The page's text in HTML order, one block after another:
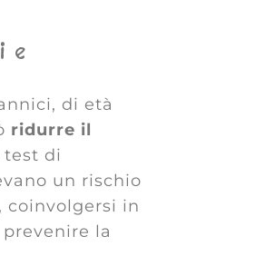
di età
ridurre il
test di
un rischio
coinvolgersi in
la